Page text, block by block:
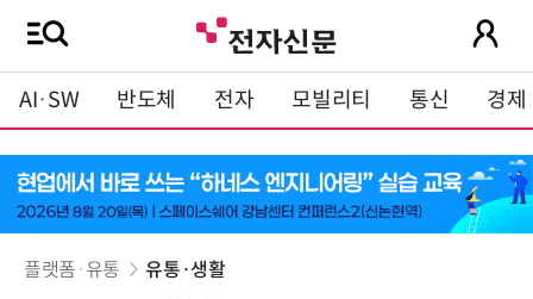
AI·SW 반도체 전자 모빌리티 통신 경제
플랫폼·유통 유통·생활